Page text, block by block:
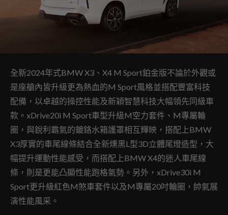
全新2024年式BMW X3、X4 M Sport鉑金版不論於外觀或
是座艙內皆升級更為熱血的M Sport風格並搭配豐富科技
配備，以卓越的操控性能及新穎智慧科技大幅領先同級車
款。xDrive20i M Sport車型升級M空力套件、M專屬輪
圈，與銳利霸氣的鍍鉻水箱護罩相互輝映，搭配上BMW
X3厚實的車尾線條結合全新燻黑L型3D立體尾燈造型，大
幅提升運動性能感受，而搭配上BMW X4的迷人車尾線
條，則是更能凸顯性能跑格氣勢。另外，xDrive30i M
Sport更升級紅色M煞車套件以及M專屬20吋輪圈，帥氣展
演性能風采。